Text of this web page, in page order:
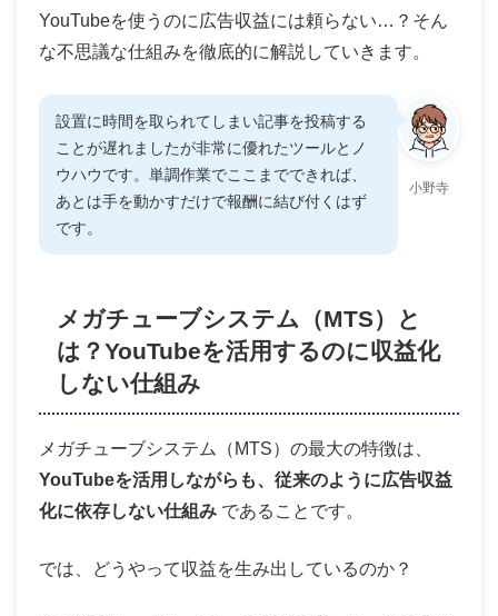
YouTubeを使うのに広告収益には頼らない…？そん
な不思議な仕組みを徹底的に解説していきます。
小野寺
設置に時間を取られてしまい記事を投稿する
ことが遅れましたが非常に優れたツールとノ
ウハウです。単調作業でここまでできれば、
あとは手を動かすだけで報酬に結び付くはず
です。
メガチューブシステム（MTS）と
は？YouTubeを活用するのに収益化
しない仕組み
メガチューブシステム（MTS）の最大の特徴は、
YouTubeを活用しながらも、従来のように広告収益
化に依存しない仕組み であることです。
では、どうやって収益を生み出しているのか？